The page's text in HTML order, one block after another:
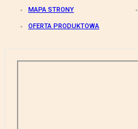
MAPA STRONY
OFERTA PRODUKTOWA